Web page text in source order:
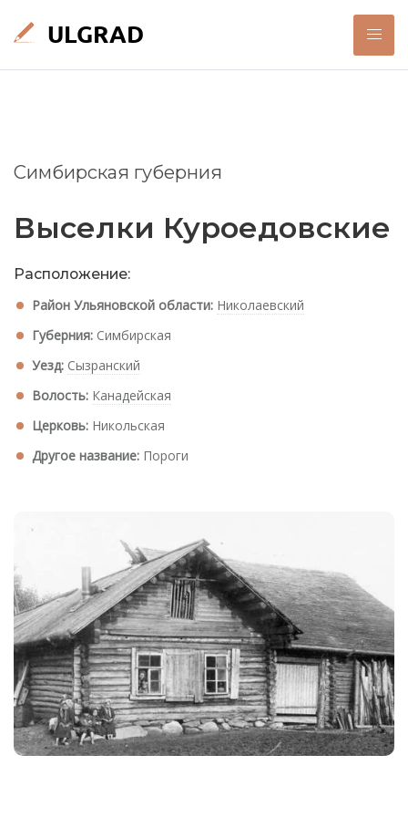
Симбирская губерния
Выселки Куроедовские
Расположение:
Район Ульяновской области: Николаевский
Губерния: Симбирская
Уезд: Сызранский
Волость: Канадейская
Церковь: Никольская
Другое название: Пороги